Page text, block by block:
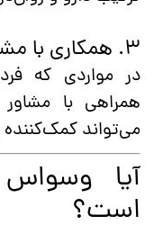
۳. همکاری با مشاور مذهبی آگاه
در مواردی که
همراهی با
می‌تواند
آیا وسواس
است؟